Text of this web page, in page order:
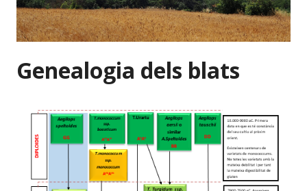
Genealogia dels blats